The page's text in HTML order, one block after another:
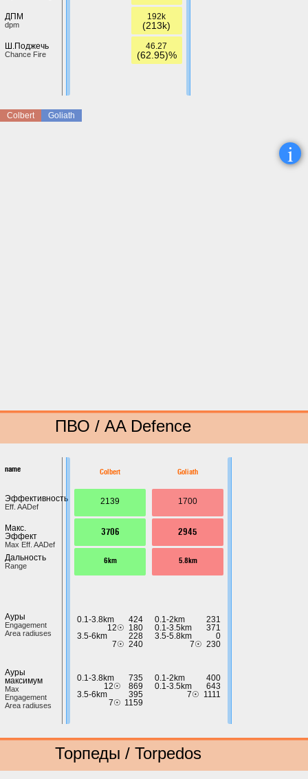
ДПМ
dpm
Ш.Поджечь
Chance Fire
192k
(213k)
46.27
(62.95)%
Colbert Goliath
i
ПВО / AA Defence
name
Эффективность
Eff. AADef
Макс.
Эффект
Max Eff. AADef
Дальность
Range
Ауры
Engagement
Area radiuses
Ауры
максимум
Max
Engagement
Area radiuses
Colbert
2139
3706
6km
0.1-3.8km
424
12☉ 180
3.5-6km
228
7☉ 240
0.1-3.8km
735
12☉
869
3.5-6km
395
7☉ 1159
Goliath
1700
2945
5.8km
0.1-2km
231
0.1-3.5km
371
3.5-5.8km
0
7☉ 230
0.1-2km
400
0.1-3.5km
643
7☉ 1111
Торпеды / Torpedos